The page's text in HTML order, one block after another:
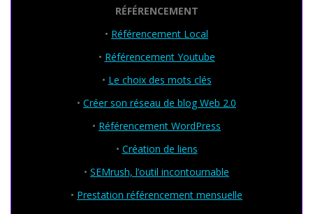
RÉFÉRENCEMENT
• Référencement Local
• Référencement Youtube
• Le choix des mots clés
• Créer son réseau de blog Web 2.0
• Référencement WordPress
• Création de liens
• SEMrush, l’outil incontournable
• Prestation référencement mensuelle